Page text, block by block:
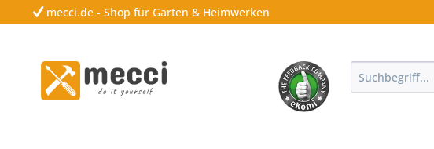
mecci.de - Shop für Garten & Heimwerken